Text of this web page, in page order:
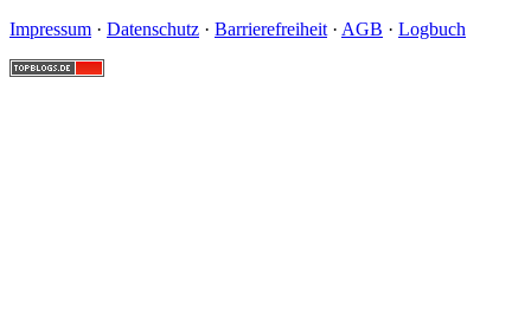
Impressum · Datenschutz · Barrierefreiheit · AGB · Logbuch